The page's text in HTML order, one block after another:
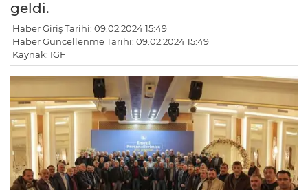
geldi.
Haber Giriş Tarihi: 09.02.2024 15:49
Haber Güncellenme Tarihi: 09.02.2024 15:49
Kaynak: IGF